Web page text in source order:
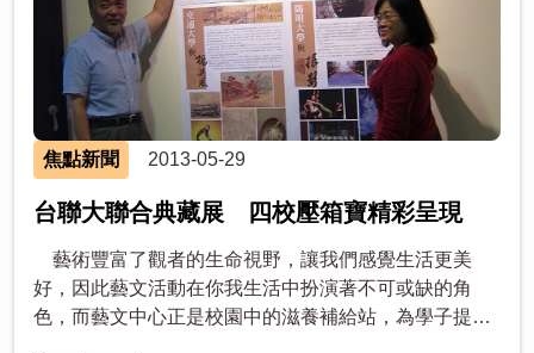
焦點新聞 2013-05-29
台聯大聯合典藏展 四校壓箱寶精彩呈現
藝術豐富了觀者的生命視野，讓我們感覺生活更美
好，因此藝文活動在你我生活中扮演著不可或缺的角
色，而藝文中心正是校園中的滋養補給站，為學子提供